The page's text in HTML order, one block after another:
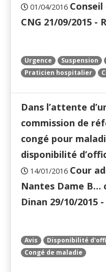
01/04/2016
CNG 21/09/2015 -
Urgence Suspension
Praticien hospitalier
Dans l’attente
commission de
congé pour
disponibilité
14/01/2016 Cour
Nantes Dame B…
Dinan 29/10/2015
Avis Disponibilité
Congé de maladie